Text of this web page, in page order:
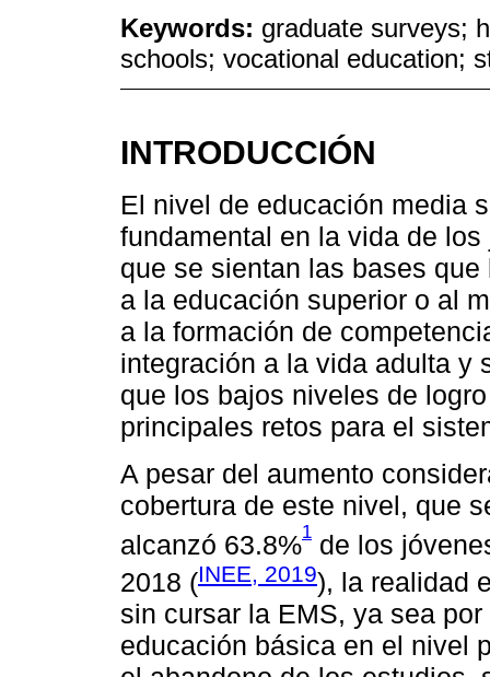
Keywords: graduate surveys;
schools; vocational education;
INTRODUCCIÓN
El nivel de educación media
fundamental en la vida de
que se sientan las bases
a la educación superior o al
a la formación de
integración a la vida adulta y
que los bajos niveles de
principales retos para el
A pesar del aumento
cobertura de este nivel, que
alcanzó 63.8%1 de los
2018 (INEE, 2019), la realidad
sin cursar la EMS, ya sea
educación básica en el nivel